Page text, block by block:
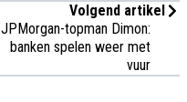
Volgend artikel
JPMorgan-topman Dimon:
banken spelen weer met
vuur